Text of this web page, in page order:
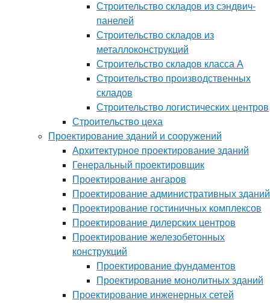
Строительство складов из сэндвич-
панелей
Строительство складов из
металлоконструкций
Строительство складов класса А
Строительство производственных
складов
Строительство логистических центров
Строительство цеха
Проектирование зданий и сооружений
Архитектурное проектирование зданий
Генеральный проектировщик
Проектирование ангаров
Проектирование административных зданий
Проектирование гостиничных комплексов
Проектирование дилерских центров
Проектирование железобетонных
конструкций
Проектирование фундаментов
Проектирование монолитных зданий
Проектирование инженерных сетей